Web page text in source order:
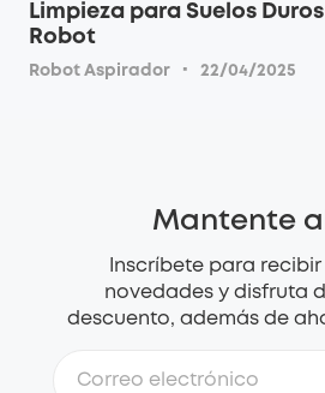
Limpieza para Suelos
Robot
Robot Aspirador · 22/04/2025
Mantente
Inscríbete para
novedades y disfruta
descuento, además de